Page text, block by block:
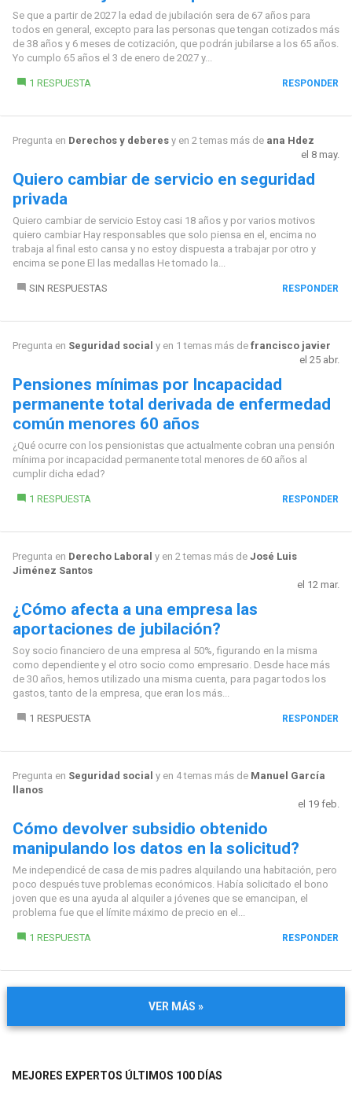
Se que a partir de 2027 la edad de jubilación sera de 67 años para
todos en general, excepto para las personas que tengan cotizados más
de 38 años y 6 meses de cotización, que podrán jubilarse a los 65 años.
Yo cumplo 65 años el 3 de enero de 2027 y...
1 RESPUESTA RESPONDER
Pregunta en Derechos y deberesy en 2 temas más de ana Hdez
el 8 may.
Quiero cambiar de servicio en seguridad
privada
Quiero cambiar de servicio Estoy casi 18 años y por varios motivos
quiero cambiar Hay responsables que solo piensa en el, encima no
trabaja al final esto cansa y no estoy dispuesta a trabajar por otro y
encima se pone El las medallas He tomado la...
SIN RESPUESTAS RESPONDER
Pregunta en Seguridad social y en 1 temas más de francisco javier
el 25 abr.
Pensiones mínimas por Incapacidad
permanente total derivada de enfermedad
común menores 60 años
¿Qué ocurre con los pensionistas que actualmente cobran una pensión
mínima por incapacidad permanente total menores de 60 años al
cumplir dicha edad?
1 RESPUESTA RESPONDER
Pregunta en Derecho Laboral y en 2 temas más de José Luis
Jiménez Santos
el 12 mar.
¿Cómo afecta a una empresa las
aportaciones de jubilación?
Soy socio financiero de una empresa al 50%, figurando en la misma
como dependiente y el otro socio como empresario. Desde hace más
de 30 años, hemos utilizado una misma cuenta, para pagar todos los
gastos, tanto de la empresa, que eran los más...
1 RESPUESTA RESPONDER
Pregunta en Seguridad social y en 4 temas más de Manuel García
llanos
el 19 feb.
Cómo devolver subsidio obtenido
manipulando los datos en la solicitud?
Me independicé de casa de mis padres alquilando una habitación, pero
poco después tuve problemas económicos. Había solicitado el bono
joven que es una ayuda al alquiler a jóvenes que se emancipan, el
problema fue que el límite máximo de precio en el...
1 RESPUESTA RESPONDER
VER MÁS »
MEJORES EXPERTOS ÚLTIMOS 100 DÍAS